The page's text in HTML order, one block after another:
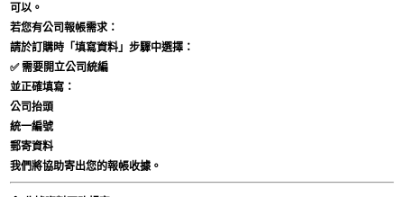
可以。
若您有公司報帳需求：
請於訂購時「填寫資料」步驟中選擇：
✅需要開立公司統編
並正確填寫：
公司抬頭
統一編號
郵寄資料
我們將協助寄出您的報帳收據。